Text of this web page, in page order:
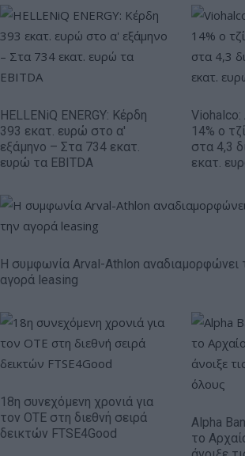
HELLENiQ ENERGY: Κέρδη
393 εκατ. ευρώ στο α'
εξάμηνο – Στα 734 εκατ.
ευρώ τα EBITDA
14% ο
στα 4,3
εκατ.
Η συμφωνία Arval-Athlon αναδιαμορφώνει
αγορά leasing
18η συνεχόμενη χρονιά για
τον ΟΤΕ στη διεθνή σειρά
δεικτών FTSE4Good
Alpha
το